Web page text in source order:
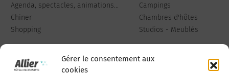
Gérer le consentement aux
cookies
Agenda, spectacles, animations...
Chiner
Shopping
Campings
Chambres d'hôtes
Studios - Meublés